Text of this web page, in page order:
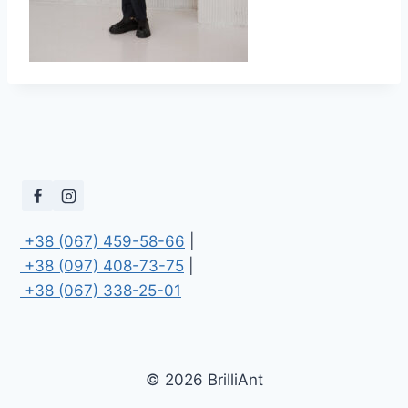
+38 (067) 459-58-66
+38 (097) 408-73-75
+38 (067) 338-25-01
© 2026 BrilliAnt